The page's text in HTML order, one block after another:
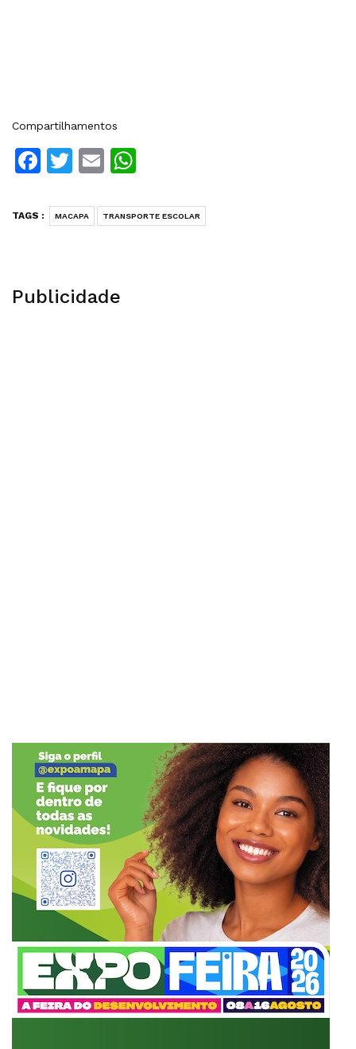
Compartilhamentos
Facebook
Twitter
Email
TAGS : MACAPA TRANSPORTE ESCOLAR
Publicidade